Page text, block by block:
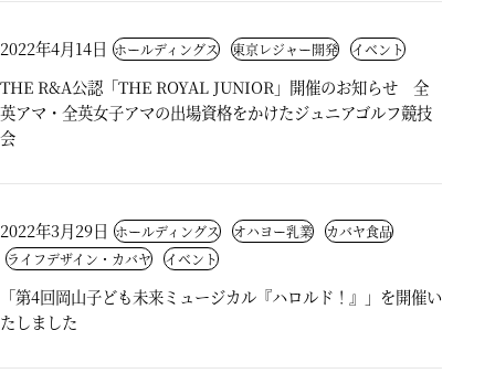
2022年4月14日 ホールディングス 東京レジャー開発 イベント
THE R&A公認「THE ROYAL JUNIOR」開催のお知らせ 全
英アマ・全英女子アマの出場資格をかけたジュニアゴルフ競技
会
2022年3月29日 ホールディングス オハヨー乳業
カバヤ食品
ライフデザイン・カバヤ
イベント
「第4回岡山子ども未来ミュージカル『ハロルド！』」を開催い
たしました